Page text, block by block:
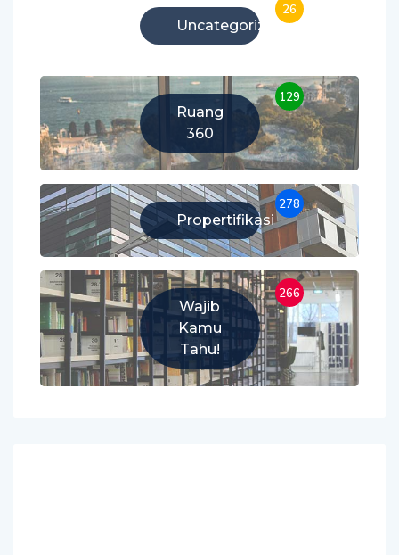
Uncategorized
26
Ruang
360
129
Propertifikasi
278
Wajib
Kamu
Tahu!
266